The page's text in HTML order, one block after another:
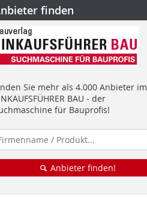
finden
Sie mehr als 4.000 Anbieter im
BAU - der
für Bauprofis!
Anbieter finden!